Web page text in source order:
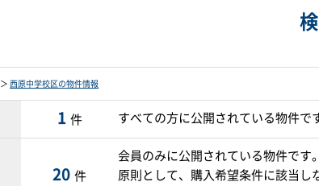
＞ 西原中学校区の物件情報
1 件 すべての方に公開されている物件で
20 件
会員のみに公開されている物件です。
原則として、購入希望条件に該当し